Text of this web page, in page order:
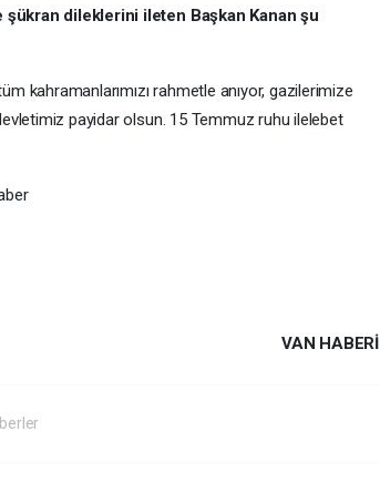
dileklerini ileten Başkan Kanan şu
kahramanlarımızı rahmetle anıyor, gazilerimize
payidar olsun. 15 Temmuz ruhu ilelebet
VAN HABERİ